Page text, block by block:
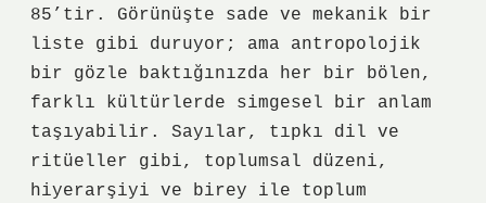
85’tir. Görünüşte sade ve mekanik bir
liste gibi duruyor; ama antropolojik
bir gözle baktığınızda her bir bölen,
farklı kültürlerde simgesel bir anlam
taşıyabilir. Sayılar, tıpkı dil ve
ritüeller gibi, toplumsal düzeni,
hiyerarşiyi ve birey ile toplum